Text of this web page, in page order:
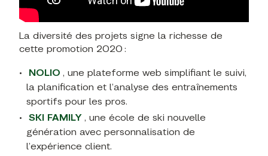
La diversité des projets signe la richesse de
cette promotion 2020 :
NOLIO , une plateforme web simplifiant le suivi,
la planification et l’analyse des entraînements
sportifs pour les pros.
SKI FAMILY , une école de ski nouvelle
génération avec personnalisation de
l’expérience client.